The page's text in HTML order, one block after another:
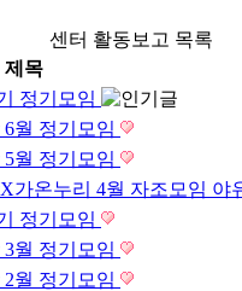
센터 활동보고 목록
제목
정기모임
월 정기모임
월 정기모임
가온누리 4월 자조모임 야
정기모임
월 정기모임
월 정기모임